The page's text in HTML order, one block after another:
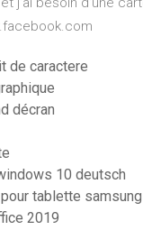
de caractere
décran
10 deutsch
tablette samsung
2019